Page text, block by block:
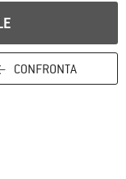
CONFRONTA
di recesso qui